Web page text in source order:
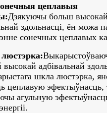
цеплавыя
Дзякуючы больш высокай
здольнасці, ён можа
сонечных цеплавых
адбівальнай
шкла люстэрка,
цеплавую
агульную